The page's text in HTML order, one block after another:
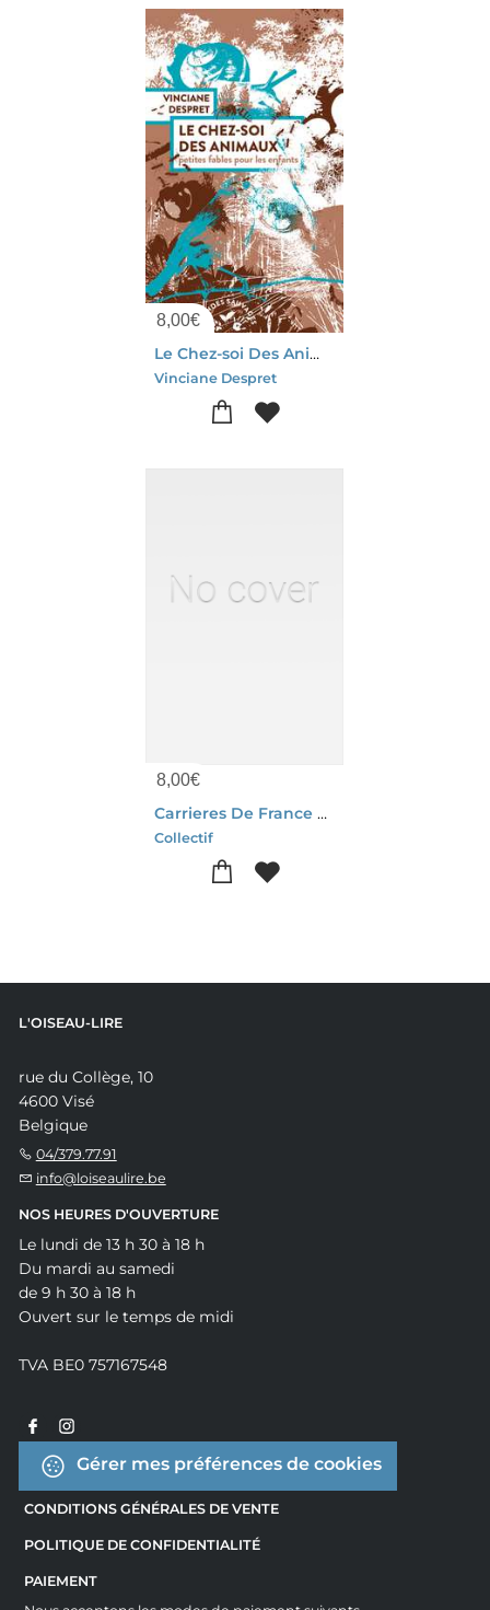
8,00€
Le Chez-soi Des Animaux : Petites Fables Pour Les Enfants
Vinciane Despret
8,00€
Carrieres De France Exploitations Actives
Collectif
L'OISEAU-LIRE
rue du Collège, 10
4600 Visé
Belgique
04/379.77.91
info@loiseaulire.be
NOS HEURES D'OUVERTURE
Le lundi de 13 h 30 à 18 h
Du mardi au samedi
de 9 h 30 à 18 h
Ouvert sur le temps de midi
TVA BE0 757167548
Gérer mes préférences de cookies
CONDITIONS GÉNÉRALES DE VENTE
POLITIQUE DE CONFIDENTIALITÉ
PAIEMENT